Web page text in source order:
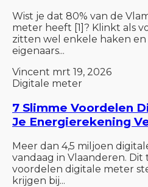
Wist je dat 80% van de
meter heeft [1]? Klinkt als
zitten wel enkele haken en
eigenaars...
Vincent mrt 19, 2026
Digitale meter
7 Slimme Voordelen
Je Energierekening
Meer dan 4,5 miljoen
vandaag in Vlaanderen.
voordelen digitale meter
krijgen bij...